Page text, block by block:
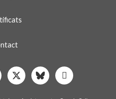
X BlueskyWhatsapp